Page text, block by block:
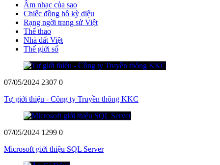
Âm nhạc của sao
Chiếc đồng hồ kỳ diệu
Rạng ngời trang sử Việt
Thể thao
Nhà đất Việt
Thế giới số
07/05/2024 2307 0
Tự giới thiệu - Công ty Truyền thông KKC
07/05/2024 1299 0
Microsoft giới thiệu SQL Server